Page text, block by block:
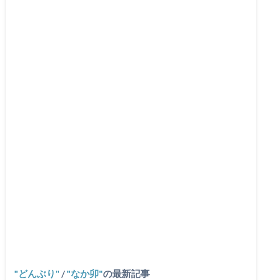
どんぶり / なか卯 の最新記事